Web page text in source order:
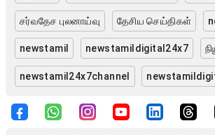
சர்வதேச புலனாய்வு தேசிய செய்திகள்
newstamil newstamildigital24x7
newstamil24x7channel